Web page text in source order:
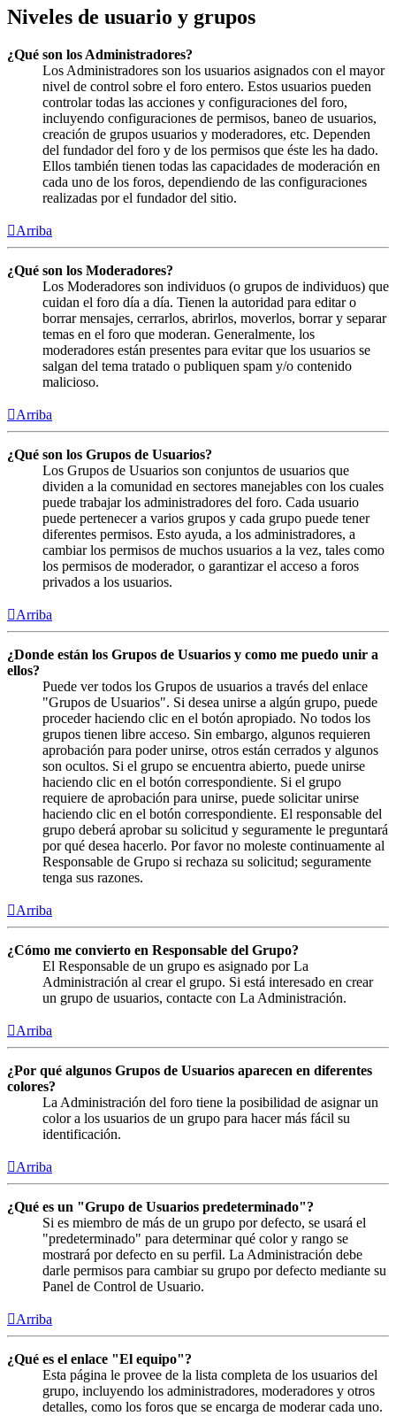
Niveles de usuario y grupos
¿Qué son los Administradores?
Los Administradores son los usuarios asignados con el mayor
nivel de control sobre el foro entero. Estos usuarios pueden
controlar todas las acciones y configuraciones del foro,
incluyendo configuraciones de permisos, baneo de usuarios,
creación de grupos usuarios y moderadores, etc. Dependen
del fundador del foro y de los permisos que éste les ha dado.
Ellos también tienen todas las capacidades de moderación en
cada uno de los foros, dependiendo de las configuraciones
realizadas por el fundador del sitio.
Arriba
¿Qué son los Moderadores?
Los Moderadores son individuos (o grupos de individuos) que
cuidan el foro día a día. Tienen la autoridad para editar o
borrar mensajes, cerrarlos, abrirlos, moverlos, borrar y separar
temas en el foro que moderan. Generalmente, los
moderadores están presentes para evitar que los usuarios se
salgan del tema tratado o publiquen spam y/o contenido
malicioso.
Arriba
¿Qué son los Grupos de Usuarios?
Los Grupos de Usuarios son conjuntos de usuarios que
dividen a la comunidad en sectores manejables con los cuales
puede trabajar los administradores del foro. Cada usuario
puede pertenecer a varios grupos y cada grupo puede tener
diferentes permisos. Esto ayuda, a los administradores, a
cambiar los permisos de muchos usuarios a la vez, tales como
los permisos de moderador, o garantizar el acceso a foros
privados a los usuarios.
Arriba
¿Donde están los Grupos de Usuarios y como me puedo unir a
ellos?
Puede ver todos los Grupos de usuarios a través del enlace
"Grupos de Usuarios". Si desea unirse a algún grupo, puede
proceder haciendo clic en el botón apropiado. No todos los
grupos tienen libre acceso. Sin embargo, algunos requieren
aprobación para poder unirse, otros están cerrados y algunos
son ocultos. Si el grupo se encuentra abierto, puede unirse
haciendo clic en el botón correspondiente. Si el grupo
requiere de aprobación para unirse, puede solicitar unirse
haciendo clic en el botón correspondiente. El responsable del
grupo deberá aprobar su solicitud y seguramente le preguntará
por qué desea hacerlo. Por favor no moleste continuamente al
Responsable de Grupo si rechaza su solicitud; seguramente
tenga sus razones.
Arriba
¿Cómo me convierto en Responsable del Grupo?
El Responsable de un grupo es asignado por La
Administración al crear el grupo. Si está interesado en crear
un grupo de usuarios, contacte con La Administración.
Arriba
¿Por qué algunos Grupos de Usuarios aparecen en diferentes
colores?
La Administración del foro tiene la posibilidad de asignar un
color a los usuarios de un grupo para hacer más fácil su
identificación.
Arriba
¿Qué es un "Grupo de Usuarios predeterminado"?
Si es miembro de más de un grupo por defecto, se usará el
"predeterminado" para determinar qué color y rango se
mostrará por defecto en su perfil. La Administración debe
darle permisos para cambiar su grupo por defecto mediante su
Panel de Control de Usuario.
Arriba
¿Qué es el enlace "El equipo"?
Esta página le provee de la lista completa de los usuarios del
grupo, incluyendo los administradores, moderadores y otros
detalles, como los foros que se encarga de moderar cada uno.